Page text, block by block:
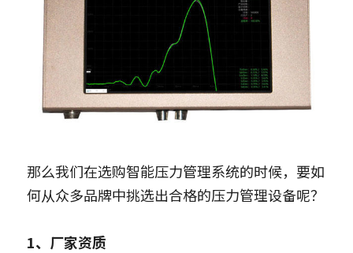
那么我们在选购智能压力管理系统的时候，要如
何从众多品牌中挑选出合格的压力管理设备呢？
1、厂家资质